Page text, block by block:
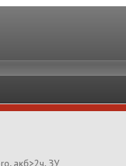
акб>2ч, ЗУ